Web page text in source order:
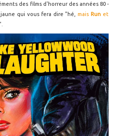
des films d'horreur des années 80 -
qui vous fera dire "hé,maisRun et